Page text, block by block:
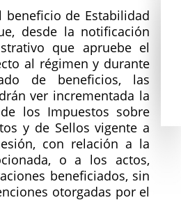
beneficio de Estabilidad
desde la notificación
que apruebe el
al régimen y durante
de beneficios, las
ver incrementada la
los Impuestos sobre
y de Sellos vigente a
con relación a la
o a los actos,
beneficiados, sin
otorgadas por el